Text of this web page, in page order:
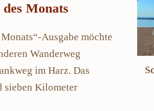
Monats
Ausgabe möchte
Wanderweg
im Harz. Das
sieben Kilometer
und günstige Verbindungen für